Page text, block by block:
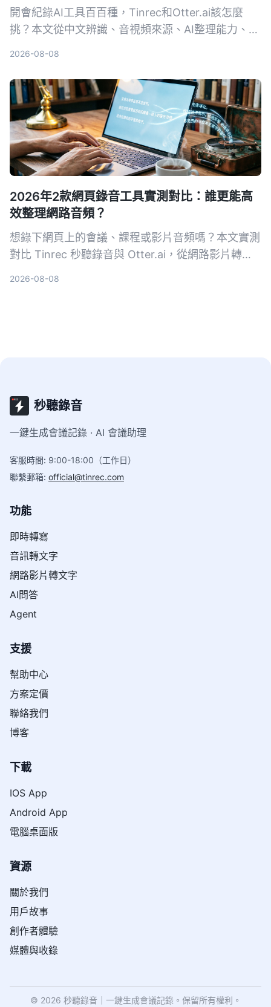
開會紀錄AI工具百百種，Tinrec和Otter.ai該怎麼
挑？本文從中文辨識、音視頻來源、AI整理能力、價
2026-08-08
2026年2款網頁錄音工具實測對比：誰更能高
效整理網路音頻？
想錄下網頁上的會議、課程或影片音頻嗎？本文實測
對比 Tinrec 秒聽錄音與 Otter.ai，從網路影片轉
2026-08-08
秒聽錄音
一鍵生成會議記錄 · AI 會議助理
客服時間: 9:00-18:00（工作日）
聯繫郵箱: official@tinrec.com
功能
即時轉寫
音訊轉文字
網路影片轉文字
AI問答
Agent
支援
幫助中心
方案定價
聯絡我們
博客
下載
IOS App
Android App
電腦桌面版
資源
關於我們
用戶故事
創作者體驗
媒體與收錄
© 2026 秒聽錄音｜一鍵生成會議記錄。保留所有權利。